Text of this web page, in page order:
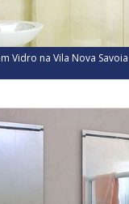
Vidro na Vila Nova Savoia